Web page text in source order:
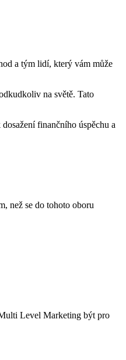
a tým⁤ lidí, který vám může
na ‌světě. ⁣Tato
finančního úspěchu a
než se do tohoto oboru
Level Marketing být pro